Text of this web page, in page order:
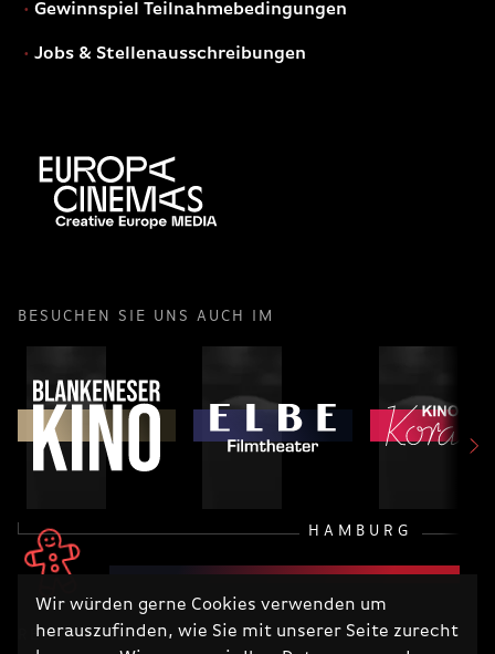
Wir würden gerne Cookies verwenden um
herauszufinden, wie Sie mit unserer Seite zurecht
Gewinnspiel Teilnahmebedingungen
Jobs & Stellenausschreibungen
BESUCHEN SIE UNS AUCH IM
HAMBURG
RECHTLICHES